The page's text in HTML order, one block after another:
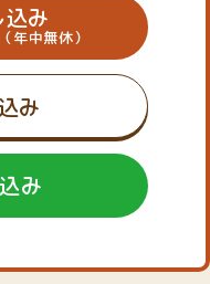
み
中無休）
み
み